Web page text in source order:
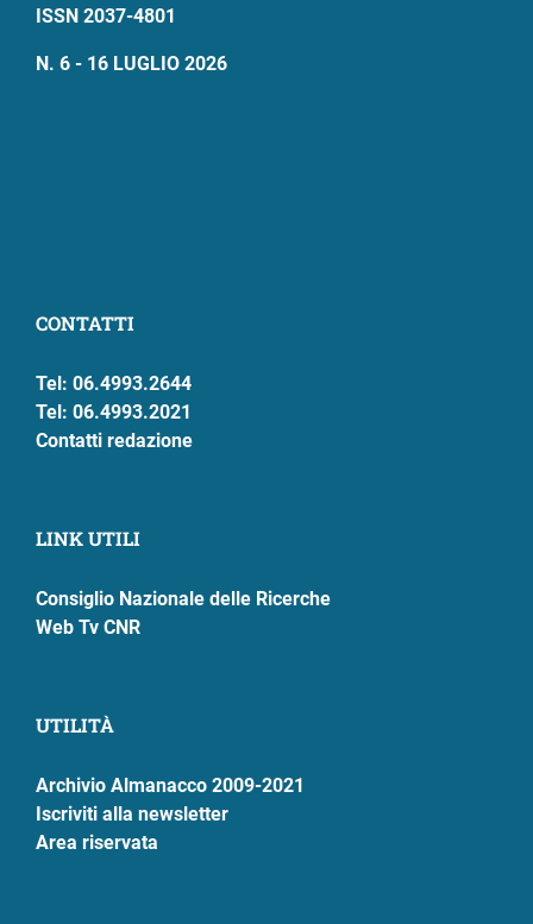
ISSN 2037-4801
N. 6 - 16 LUGLIO 2026
CONTATTI
Tel: 06.4993.2644
Tel: 06.4993.2021
Contatti redazione
LINK UTILI
Consiglio Nazionale delle Ricerche
Web Tv CNR
UTILITÀ
Archivio Almanacco 2009-2021
Iscriviti alla newsletter
Area riservata